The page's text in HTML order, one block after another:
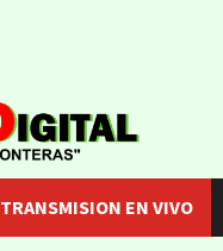
TRANSMISION EN VIVO